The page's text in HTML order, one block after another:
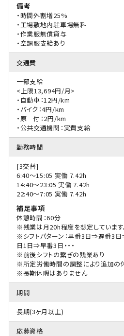
備考
・時間外割増25%
・工場敷地内駐車場無料
・作業服無償貸与
・空調服支給あり
交通費
一部支給
<上限13,694円/月>
・自動車：12円/km
・バイク：4円/km
・原 付：2円/km
・公共交通機関：実費支給
勤務時間
[3交替]
6:40〜15:05 実働 7.42h
14:40〜23:05 実働 7.42h
22:40〜7:05 実働 7.42h
補足事項
休憩時間：60分
※残業は月20h程度を想定しています
※シフトパターン：早番3日⇒遅番
日1日⇒早番3日・・・
※前後シフトの繋ぎの残業あり
※所定労働時間の調整により追加の
※長期休暇はありません
期間
長期(3ヶ月以上)
応募資格